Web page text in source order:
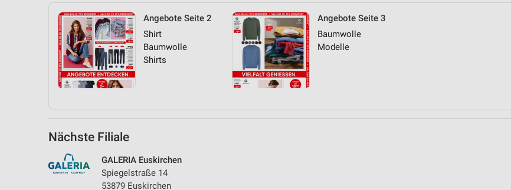
Angebote Seite 2
Shirt
Baumwolle
Shirts
Angebote Seite 3
Baumwolle
Modelle
Nächste Filiale
GALERIA Euskirchen
Spiegelstraße 14
53879 Euskirchen